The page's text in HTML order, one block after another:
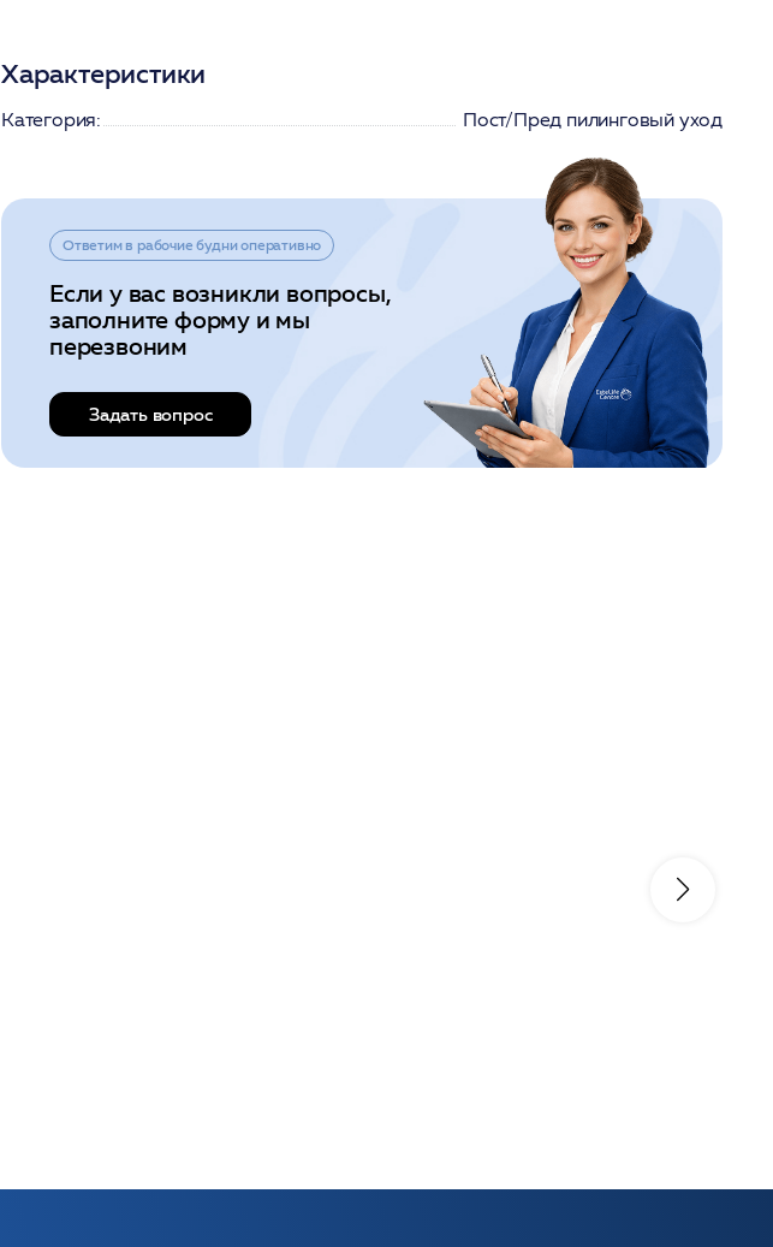
Характеристики
Категория: Пост/Пред пилинговый уход
Ответим в рабочие будни оперативно
Если у вас возникли вопросы,
заполните форму и мы
перезвоним
Задать вопрос